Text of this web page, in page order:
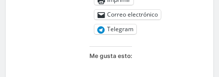
Correo electrónico
Telegram
Me gusta esto: